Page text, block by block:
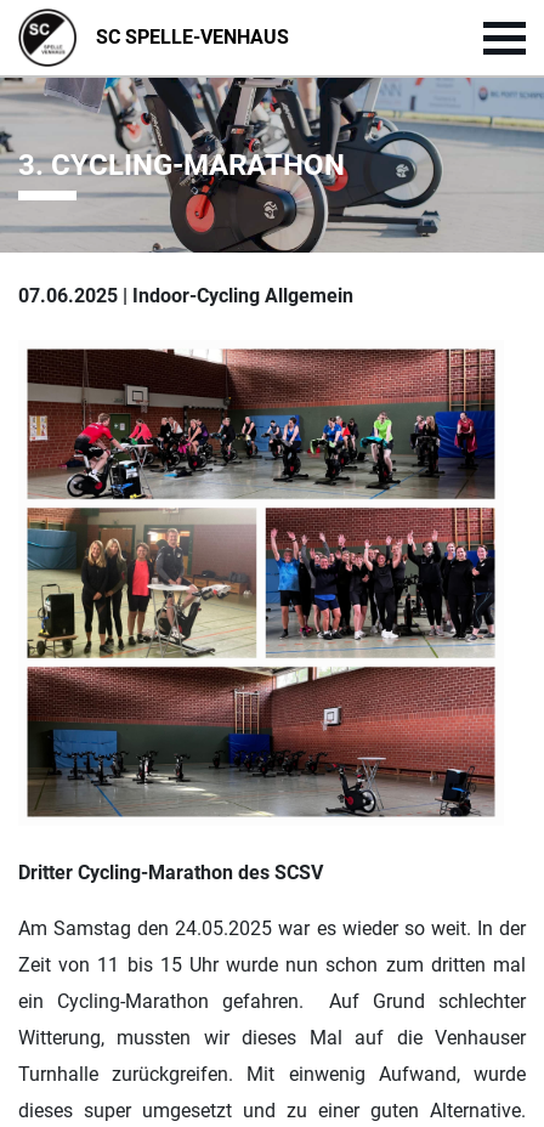
SC SPELLE-VENHAUS
3. CYCLING-MARATHON
07.06.2025 | Indoor-Cycling Allgemein
Dritter Cycling-Marathon des SCSV
Am Samstag den 24.05.2025 war es wieder so weit. In der
Zeit von 11 bis 15 Uhr wurde nun schon zum dritten mal
ein Cycling-Marathon gefahren. Auf Grund schlechter
Witterung, mussten wir dieses Mal auf die Venhauser
Turnhalle zurückgreifen. Mit einwenig Aufwand, wurde
dieses super umgesetzt und zu einer guten Alternative.